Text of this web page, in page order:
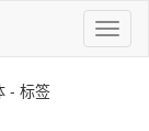
切
换
- 标签